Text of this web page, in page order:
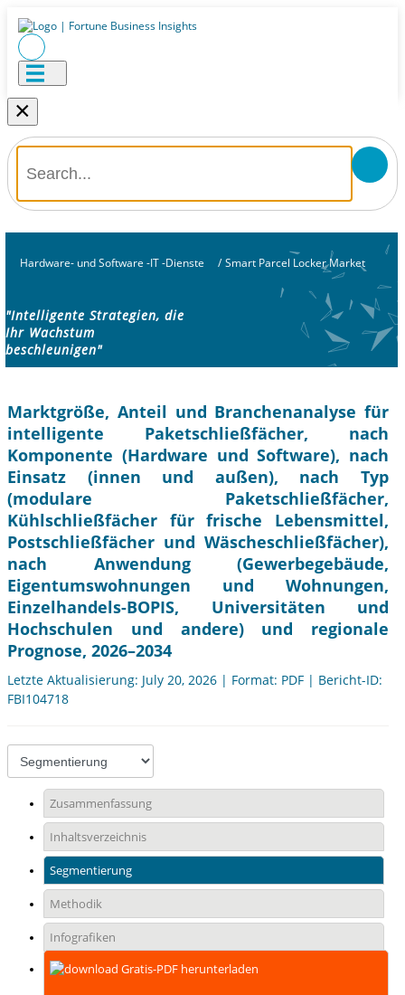
×
Hardware- und Software -IT -Dienste / Smart Parcel Locker Market
"Intelligente Strategien, die
Ihr Wachstum
beschleunigen"
Marktgröße, Anteil und Branchenanalyse für
intelligente Paketschließfächer, nach
Komponente (Hardware und Software), nach
Einsatz (innen und außen), nach Typ
(modulare Paketschließfächer,
Kühlschließfächer für frische Lebensmittel,
Postschließfächer und Wäscheschließfächer),
nach Anwendung (Gewerbegebäude,
Eigentumswohnungen und Wohnungen,
Einzelhandels-BOPIS, Universitäten und
Hochschulen und andere) und regionale
Prognose, 2026–2034
Letzte Aktualisierung: July 20, 2026 | Format: PDF | Bericht-ID:
FBI104718
Zusammenfassung
Inhaltsverzeichnis
Segmentierung
Methodik
Infografiken
Gratis-PDF herunterladen